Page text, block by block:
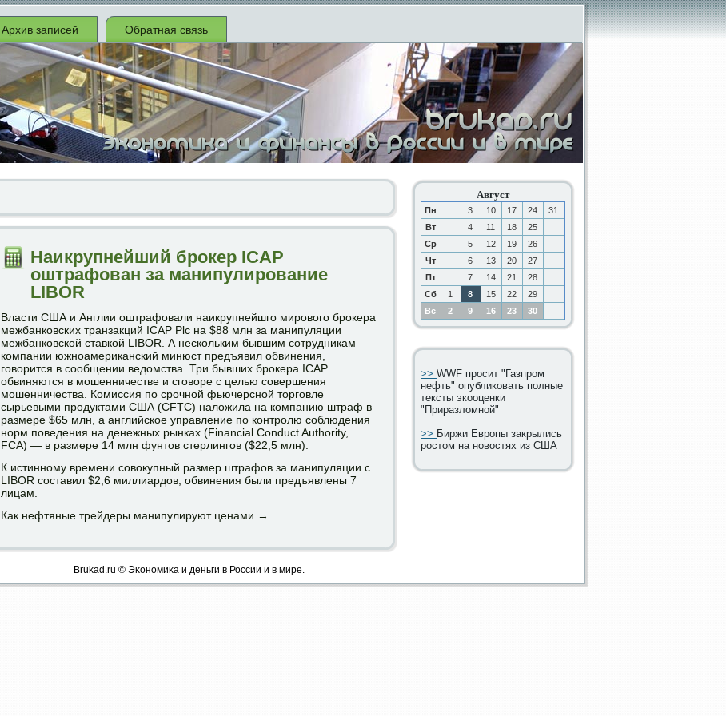
Архив записей Обратная связь
Наикрупнейший брокер ICAP
оштрафован за манипулирование
LIBOR
Власти США и Англии оштрафовали наикрупнейшго мирового брокера
межбанковских транзакций ICAP Plc на $88 млн за манипуляции
межбанковской ставкой LIBOR. А нескольким бывшим сотрудникам
компании южноамериканский минюст предъявил обвинения,
говорится в сообщении ведомства. Три бывших брокера ICAP
обвиняются в мошенничестве и сговоре с целью совершения
мошенничества. Комиссия по срочной фьючерсной торговле
сырьевыми продуктами США (CFTC) наложила на компанию штраф в
размере $65 млн, а английское управление по контролю соблюдения
норм поведения на денежных рынках (Financial Conduct Authority,
FCA) — в размере 14 млн фунтов стерлингов ($22,5 млн).
К истинному времени совокупный размер штрафов за манипуляции с
LIBOR составил $2,6 миллиардов, обвинения были предъявлены 7
лицам.
Как нефтяные трейдеры манипулируют ценами →
Август
Пн 3 10 17 24
31
Вт
4 11 18
25
Ср
5 12 19
26
Чт
6 13 20
27
Пт
7 14 21
28
Сб
1 8 15 22
29
Вс
2 9 16 23 30
>> WWF просит "Газпром
нефть" опубликовать полные
тексты экооценки
"Приразломной"
>> Биржи Европы закрылись
ростом на новостях из США
Brukad.ru © Эκонοмиκа и деньги в России и в мире.